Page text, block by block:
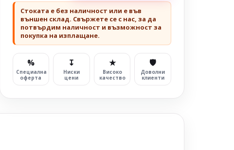
Стоката е без наличност или е във
външен склад. Свържете се с нас, за да
потвърдим наличност и възможност за
покупка на изплащане.
%
Специална
оферта
↧
Ниски
цени
★
Високо
качество
🛡
Доволни
клиенти